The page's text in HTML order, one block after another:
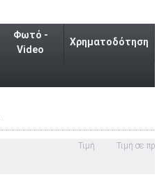
Φωτό -
Video
Χρηματοδότηση
Τιμή Τιμή σε